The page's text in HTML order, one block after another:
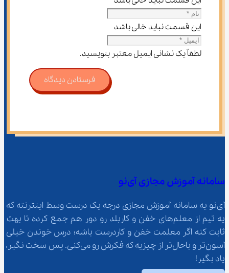
این قسمت نباید خالی باشد
لطفاً یک نشانی ایمیل معتبر بنویسید.
فرستادن دیدگاه
سامانه آموزش مجازی آی‌نو
آی‌نو یه سامانه آموزش مجازی درجه یک درست وسط اینترنته که
یه تیم از معلم‌‌های خفن و کاربلد رو دور هم جمع کرده تا بهت
ثابت کنه اگر معلمت خفن و کاردرست باشه؛ درس خوندن خیلی
آسون‌تر و باحال‌تر از چیزیه که فکرش رو می‌کنی. پس سخت نگیر،
یاد بگیر!